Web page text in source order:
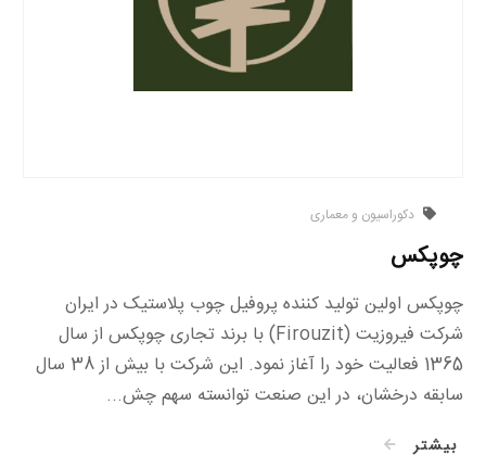
دکوراسیون و معماری
چوپکس
چوپکس اولین تولید کننده پروفیل چوب پلاستیک در ایران
شرکت فیروزیت (Firouzit) با برند تجاری چوپکس از سال
1365 فعالیت خود را آغاز نمود. این شرکت با بیش از 38 سال
سابقه درخشان، در این صنعت توانسته سهم چش...
بیشتر